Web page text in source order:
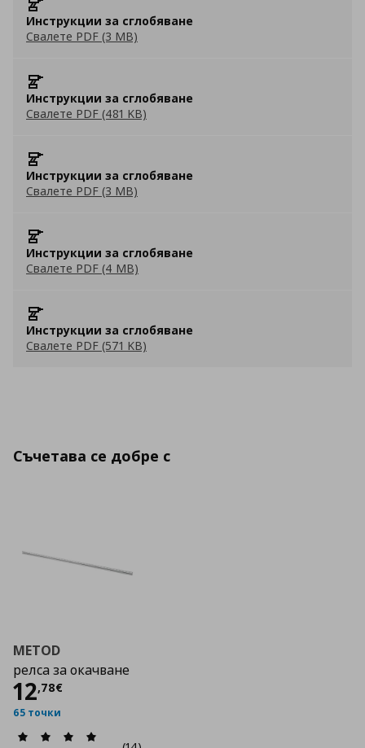
Инструкции за сглобяване
Свалете PDF (3 MB)
Инструкции за сглобяване
Свалете PDF (481 KB)
Инструкции за сглобяване
Свалете PDF (3 MB)
Инструкции за сглобяване
Свалете PDF (4 MB)
Инструкции за сглобяване
Свалете PDF (571 KB)
Съчетава се добре с
METOD
релса за окачване
12,78€
Цена
65 точки